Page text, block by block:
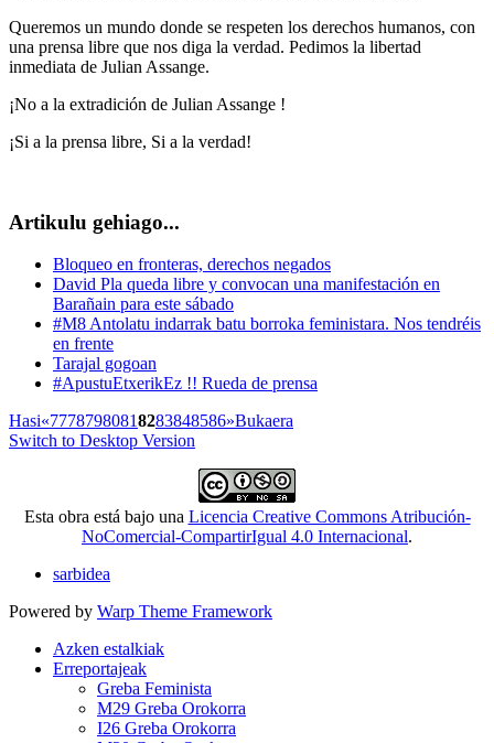
Queremos un mundo donde se respeten los derechos humanos, con
una prensa libre que nos diga la verdad. Pedimos la libertad
inmediata de Julian Assange.
¡No a la extradición de Julian Assange !
¡Si a la prensa libre, Si a la verdad!
Artikulu gehiago...
Bloqueo en fronteras, derechos negados
David Pla queda libre y convocan una manifestación en
Barañain para este sábado
#M8 Antolatu indarrak batu borroka feministara. Nos tendréis
en frente
Tarajal gogoan
#ApustuEtxerikEz !! Rueda de prensa
Hasi«77787980818283848586»Bukaera
Switch to Desktop Version
Esta obra está bajo una Licencia Creative Commons Atribución-
NoComercial-CompartirIgual 4.0 Internacional.
sarbidea
Powered by Warp Theme Framework
Azken estalkiak
Erreportajeak
Greba Feminista
M29 Greba Orokorra
I26 Greba Orokorra